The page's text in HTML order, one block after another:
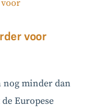
voor
nog minder dan
Europese